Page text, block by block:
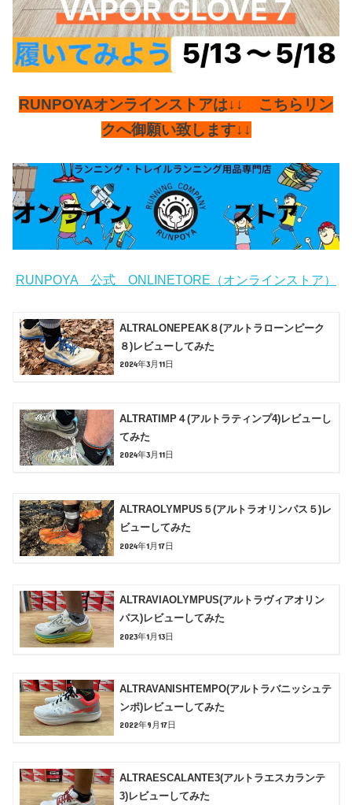
RUNPOYAオンラインストアは↓↓ こちらリン
クへ御願い致します↓↓
RUNPOYA 公式 ONLINETORE（オンラインストア）
ALTRALONEPEAK８(アルトラローンピーク
８)レビューしてみた
2024年3月11日
ALTRATIMP４(アルトラティンプ4)レビューし
てみた
2024年3月11日
ALTRAOLYMPUS５(アルトラオリンパス５)レ
ビューしてみた
2024年1月17日
ALTRAVIAOLYMPUS(アルトラヴィアオリン
パス)レビューしてみた
2023年1月13日
ALTRAVANISHTEMPO(アルトラバニッシュテ
ンポ)レビューしてみた
2022年9月17日
ALTRAESCALANTE3(アルトラエスカランテ
3)レビューしてみた